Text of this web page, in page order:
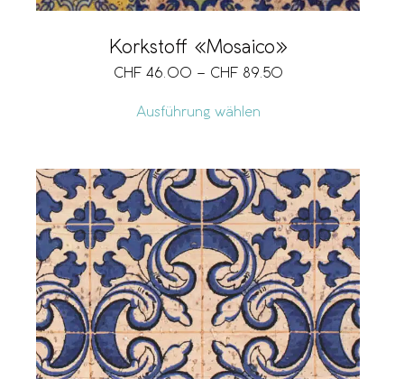
Korkstoff «Mosaico»
CHF 46.00 – CHF 89.50
Ausführung wählen